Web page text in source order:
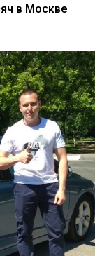
в Москве